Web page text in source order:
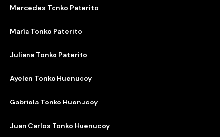
Mercedes Tonko Paterito
María Tonko Paterito
Juliana Tonko Paterito
Ayelen Tonko Huenucoy
Gabriela Tonko Huenucoy
Juan Carlos Tonko Huenucoy